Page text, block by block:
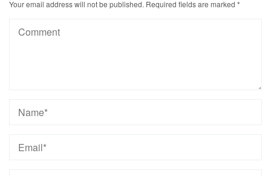
Your email address will not be published. Required fields are marked *